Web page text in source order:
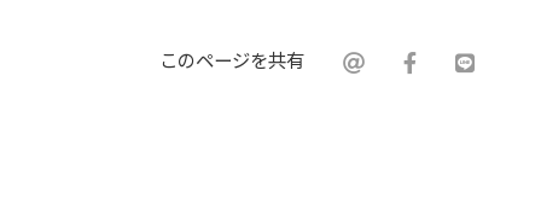
このページを共有